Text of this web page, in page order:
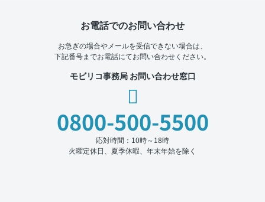
お電話でのお問い合わせ
お急ぎの場合やメールを受信できない場合は、
下記番号までお電話にてお問い合わせください。
モビリコ事務局 お問い合わせ窓口
0800-500-5500
応対時間：10時～18時
火曜定休日、夏季休暇、年末年始を除く